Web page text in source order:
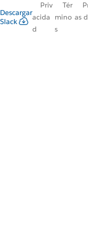
Descargar
Slack
Priv
acida
d
Tér
mino
s
as